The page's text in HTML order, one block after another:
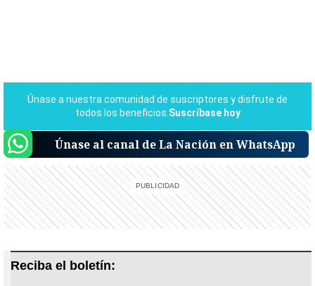
Únase al canal de La Nación en WhatsApp
Reciba el boletín: